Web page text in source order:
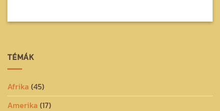
TÉMÁK
Afrika (45)
Amerika (17)